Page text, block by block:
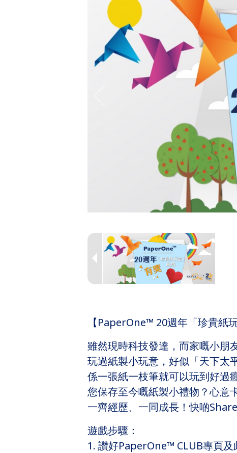
【PaperOne™ 20週年「珍貴紙
雖然現時科技發達，而家嘅小朋
玩過紙製小玩意，好似「天下太
係一張紙一枝筆就可以玩到好過
您保存至今嘅紙製小禮物？心意
一齊經歷、一同成長！快啲
遊戲步驟：
1. 讚好PaperOne™ CLUB專頁及